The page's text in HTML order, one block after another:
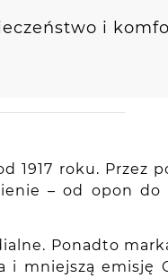
i
1917 roku. Przez
– od opon
Ponadto
mniejszą emisję